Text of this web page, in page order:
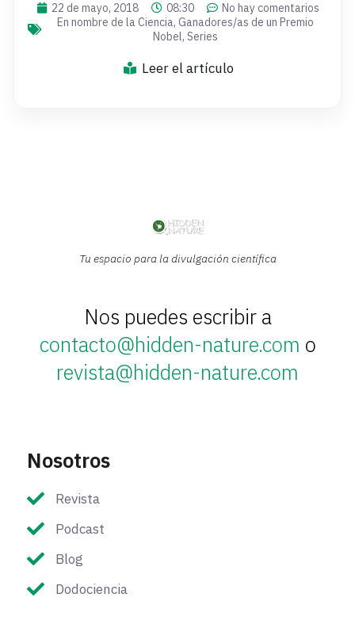
22 de mayo, 2018 08:30
No hay comentarios
En nombre de la Ciencia, Ganadores/as de un Premio
Nobel, Series
Leer el artículo
Tu espacio para la divulgación científica
Nos puedes escribir a
contacto@hidden-nature.com o
revista@hidden-nature.com
Nosotros
Revista
Podcast
Blog
Dodociencia